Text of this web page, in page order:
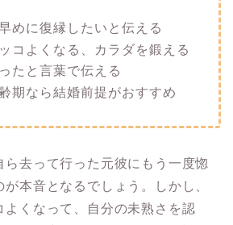
めに復縁したいと伝える
コよくなる、カラダを鍛える
たと言葉で伝える
期なら結婚前提がおすすめ
ら去って行った元彼にもう一度惚
本音となるでしょう。しかし、
よくなって、自分の未熟さを認